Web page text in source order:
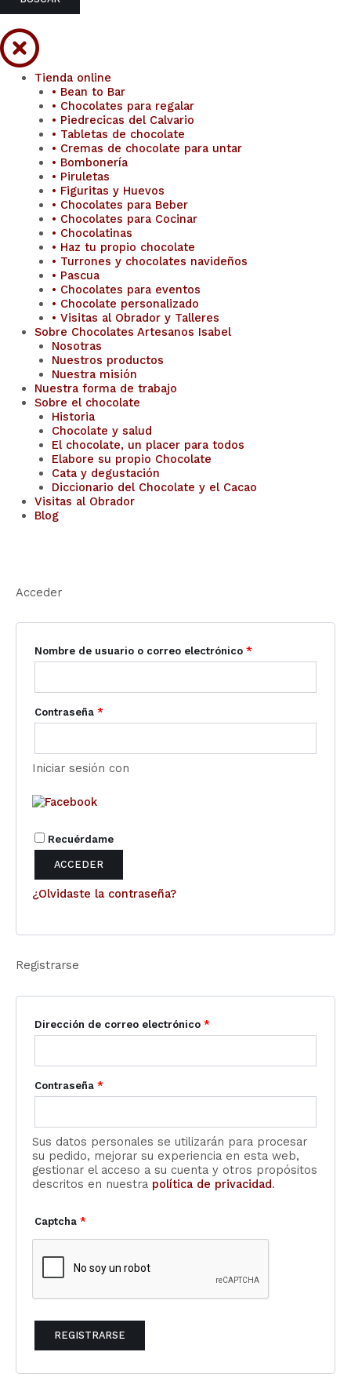
Tienda online
• Bean to Bar
• Chocolates para regalar
• Piedrecicas del Calvario
• Tabletas de chocolate
• Cremas de chocolate para untar
• Bombonería
• Piruletas
• Figuritas y Huevos
• Chocolates para Beber
• Chocolates para Cocinar
• Chocolatinas
• Haz tu propio chocolate
• Turrones y chocolates navideños
• Pascua
• Chocolates para eventos
• Chocolate personalizado
• Visitas al Obrador y Talleres
Sobre Chocolates Artesanos Isabel
Nosotras
Nuestros productos
Nuestra misión
Nuestra forma de trabajo
Sobre el chocolate
Historia
Chocolate y salud
El chocolate, un placer para todos
Elabore su propio Chocolate
Cata y degustación
Diccionario del Chocolate y el Cacao
Visitas al Obrador
Blog
Acceder
Nombre de usuario o correo electrónico *
Contraseña *
Iniciar sesión con
Recuérdame
ACCEDER
¿Olvidaste la contraseña?
Registrarse
Dirección de correo electrónico *
Contraseña *
Sus datos personales se utilizarán para procesar
su pedido, mejorar su experiencia en esta web,
gestionar el acceso a su cuenta y otros propósitos
descritos en nuestra política de privacidad.
Captcha *
REGISTRARSE